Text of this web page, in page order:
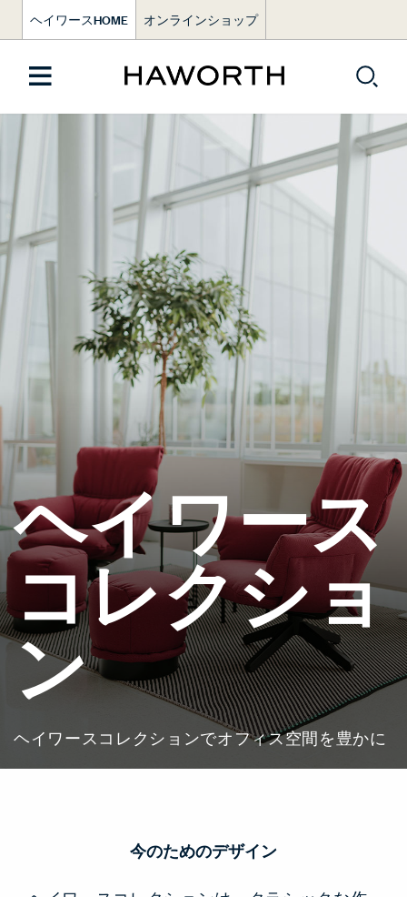
ヘイワースHOME オンラインショップ
ヘイワース
コレクショ
ン
ヘイワースコレクションでオフィス空間を豊かに
今のためのデザイン